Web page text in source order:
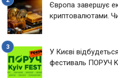
Європа завершує
криптовалютами.
У Києві
фестиваль ПОРУЧ